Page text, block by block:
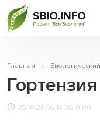
Главная
Гортензия
05.10.2006 14:36 0.00